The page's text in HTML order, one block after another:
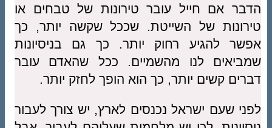
הדבר אם חייל עובר טירונות של טבחים או
טירונות של השייטת. שככל שקשה יותר, כך
אפשר להגיע רחוק יותר. כך גם בניסיונות
שמביאים לנו מהשמיים. ככל שהאדם עובר
דברים קשים יותר, כך הוא הופך לחזק יותר.
לפני שעם ישראל נכנסים לארץ, יש צורך לעבור